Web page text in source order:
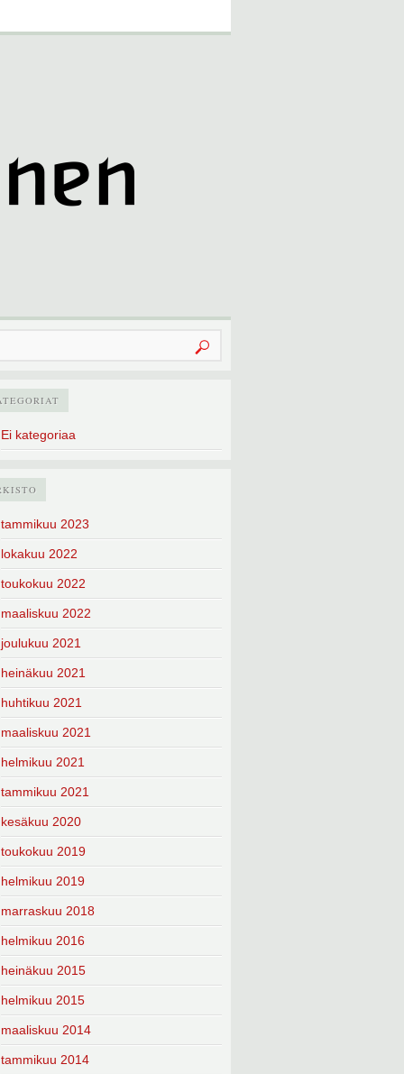
Ei kategoriaa
tammikuu 2023
lokakuu 2022
toukokuu 2022
maaliskuu 2022
joulukuu 2021
heinäkuu 2021
huhtikuu 2021
maaliskuu 2021
helmikuu 2021
tammikuu 2021
kesäkuu 2020
toukokuu 2019
helmikuu 2019
marraskuu 2018
helmikuu 2016
heinäkuu 2015
helmikuu 2015
maaliskuu 2014
tammikuu 2014